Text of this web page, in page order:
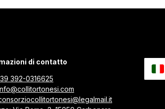
di contatto
392-0316625